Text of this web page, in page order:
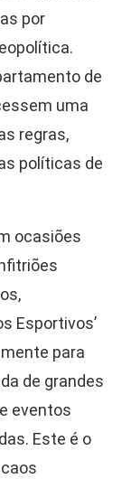
por
de
uma
regras,
políticas de
ocasiões
Esportivos’
para
de grandes
eventos
Este é o